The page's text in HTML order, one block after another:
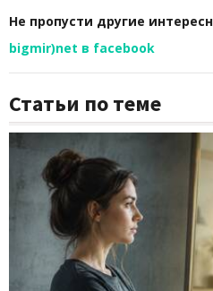
Не пропусти другие
bigmir)net в facebook
Статьи по теме